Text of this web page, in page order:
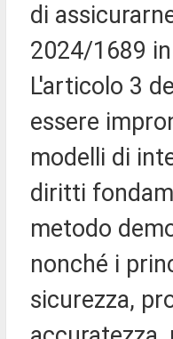
di
2024/1689
L'articolo 3
essere
modelli di
diritti
metodo
nonché i
sicurezza,